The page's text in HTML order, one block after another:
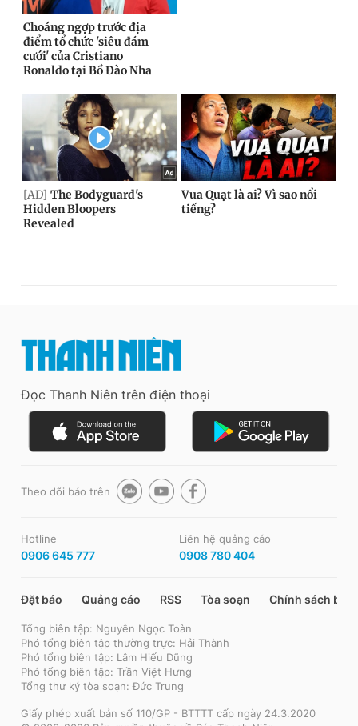
Đọc Thanh Niên trên điện thoại
Theo dõi báo trên
Hotline
0906 645 777
Liên hệ quảng cáo
0908 780 404
Đặt báo Quảng cáo RSS Tòa soạn Chính sách bảo
Tổng biên tập: Nguyễn Ngọc Toàn
Phó tổng biên tập thường trực: Hải Thành
Phó tổng biên tập: Lâm Hiếu Dũng
Phó tổng biên tập: Trần Việt Hưng
Tổng thư ký tòa soạn: Đức Trung
Giấy phép xuất bản số 110/GP - BTTTT cấp ngày 24.3.2020